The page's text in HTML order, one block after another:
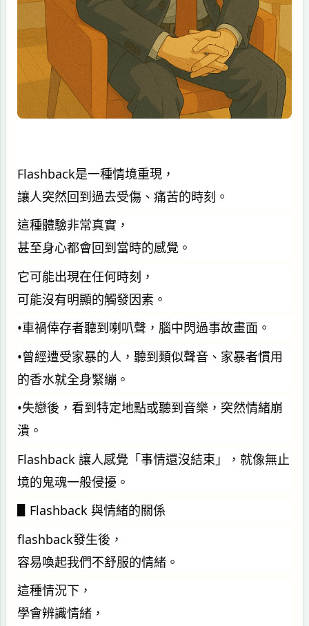
Flashback是一種情境重現，
讓人突然回到過去受傷、痛苦的時刻。
這種體驗非常真實，
甚至身心都會回到當時的感覺。
它可能出現在任何時刻，
可能沒有明顯的觸發因素。
•車禍倖存者聽到喇叭聲，腦中閃過事故畫面。
•曾經遭受家暴的人，聽到類似聲音、家暴者慣用
的香水就全身緊繃。
•失戀後，看到特定地點或聽到音樂，突然情緒崩
潰。
Flashback 讓人感覺「事情還沒結束」，就像無止
境的鬼魂一般侵擾。
▋Flashback 與情緒的關係
flashback發生後，
容易喚起我們不舒服的情緒。
這種情況下，
學會辨識情緒，